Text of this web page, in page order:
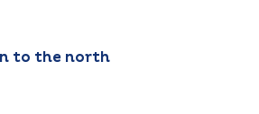
to the north